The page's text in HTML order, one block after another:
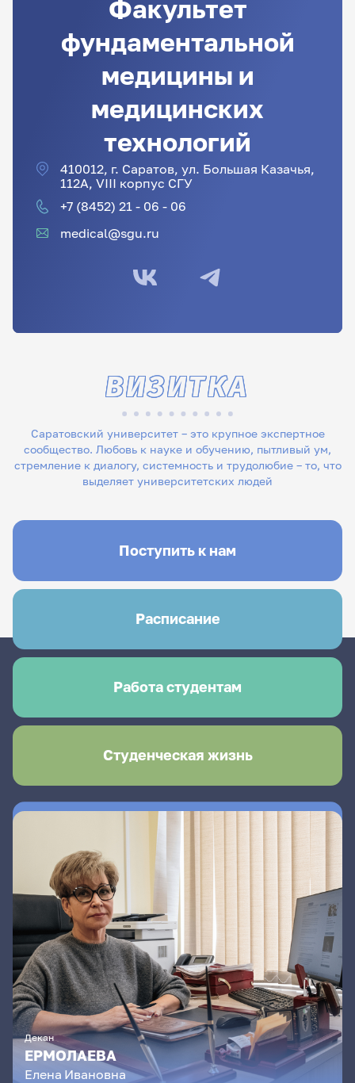
Факультет
фундаментальной
медицины и
медицинских
технологий
410012, г. Саратов, ул. Большая Казачья,
112А, VIII корпус СГУ
+7 (8452) 21 - 06 - 06
medical@sgu.ru
Саратовский университет – это крупное экспертное
сообщество. Любовь к науке и обучению, пытливый ум,
стремление к диалогу, системность и трудолюбие – то, что
выделяет университетских людей
ВИЗИТКА
Поступить к нам
Расписание
Работа студентам
Студенческая жизнь
Декан
ЕРМОЛАЕВА
Елена Ивановна